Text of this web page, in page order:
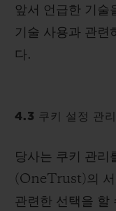
앞서 언급한 기술
기술 사용과 관련
다.
4.3 쿠키 설정 관리
당사는 쿠키 관리
(OneTrust)의 서
관련한 선택을 할